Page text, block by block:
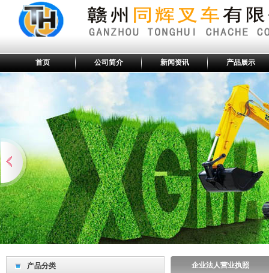
首页 公司简介 新闻资讯 产品展示
产品分类
企业法人营业执照